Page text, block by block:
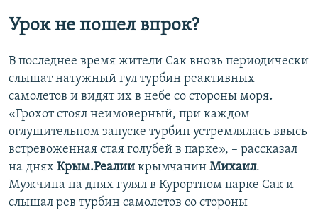
Урок не пошел впрок?
В последнее время жители Сак вновь периодически
слышат натужный гул турбин реактивных
самолетов и видят их в небе со стороны моря.
«Грохот стоял неимоверный, при каждом
оглушительном запуске турбин устремлялась ввысь
встревоженная стая голубей в парке», – рассказал
на днях Крым.Реалии крымчанин Михаил.
Мужчина на днях гулял в Курортном парке Сак и
слышал рев турбин самолетов со стороны